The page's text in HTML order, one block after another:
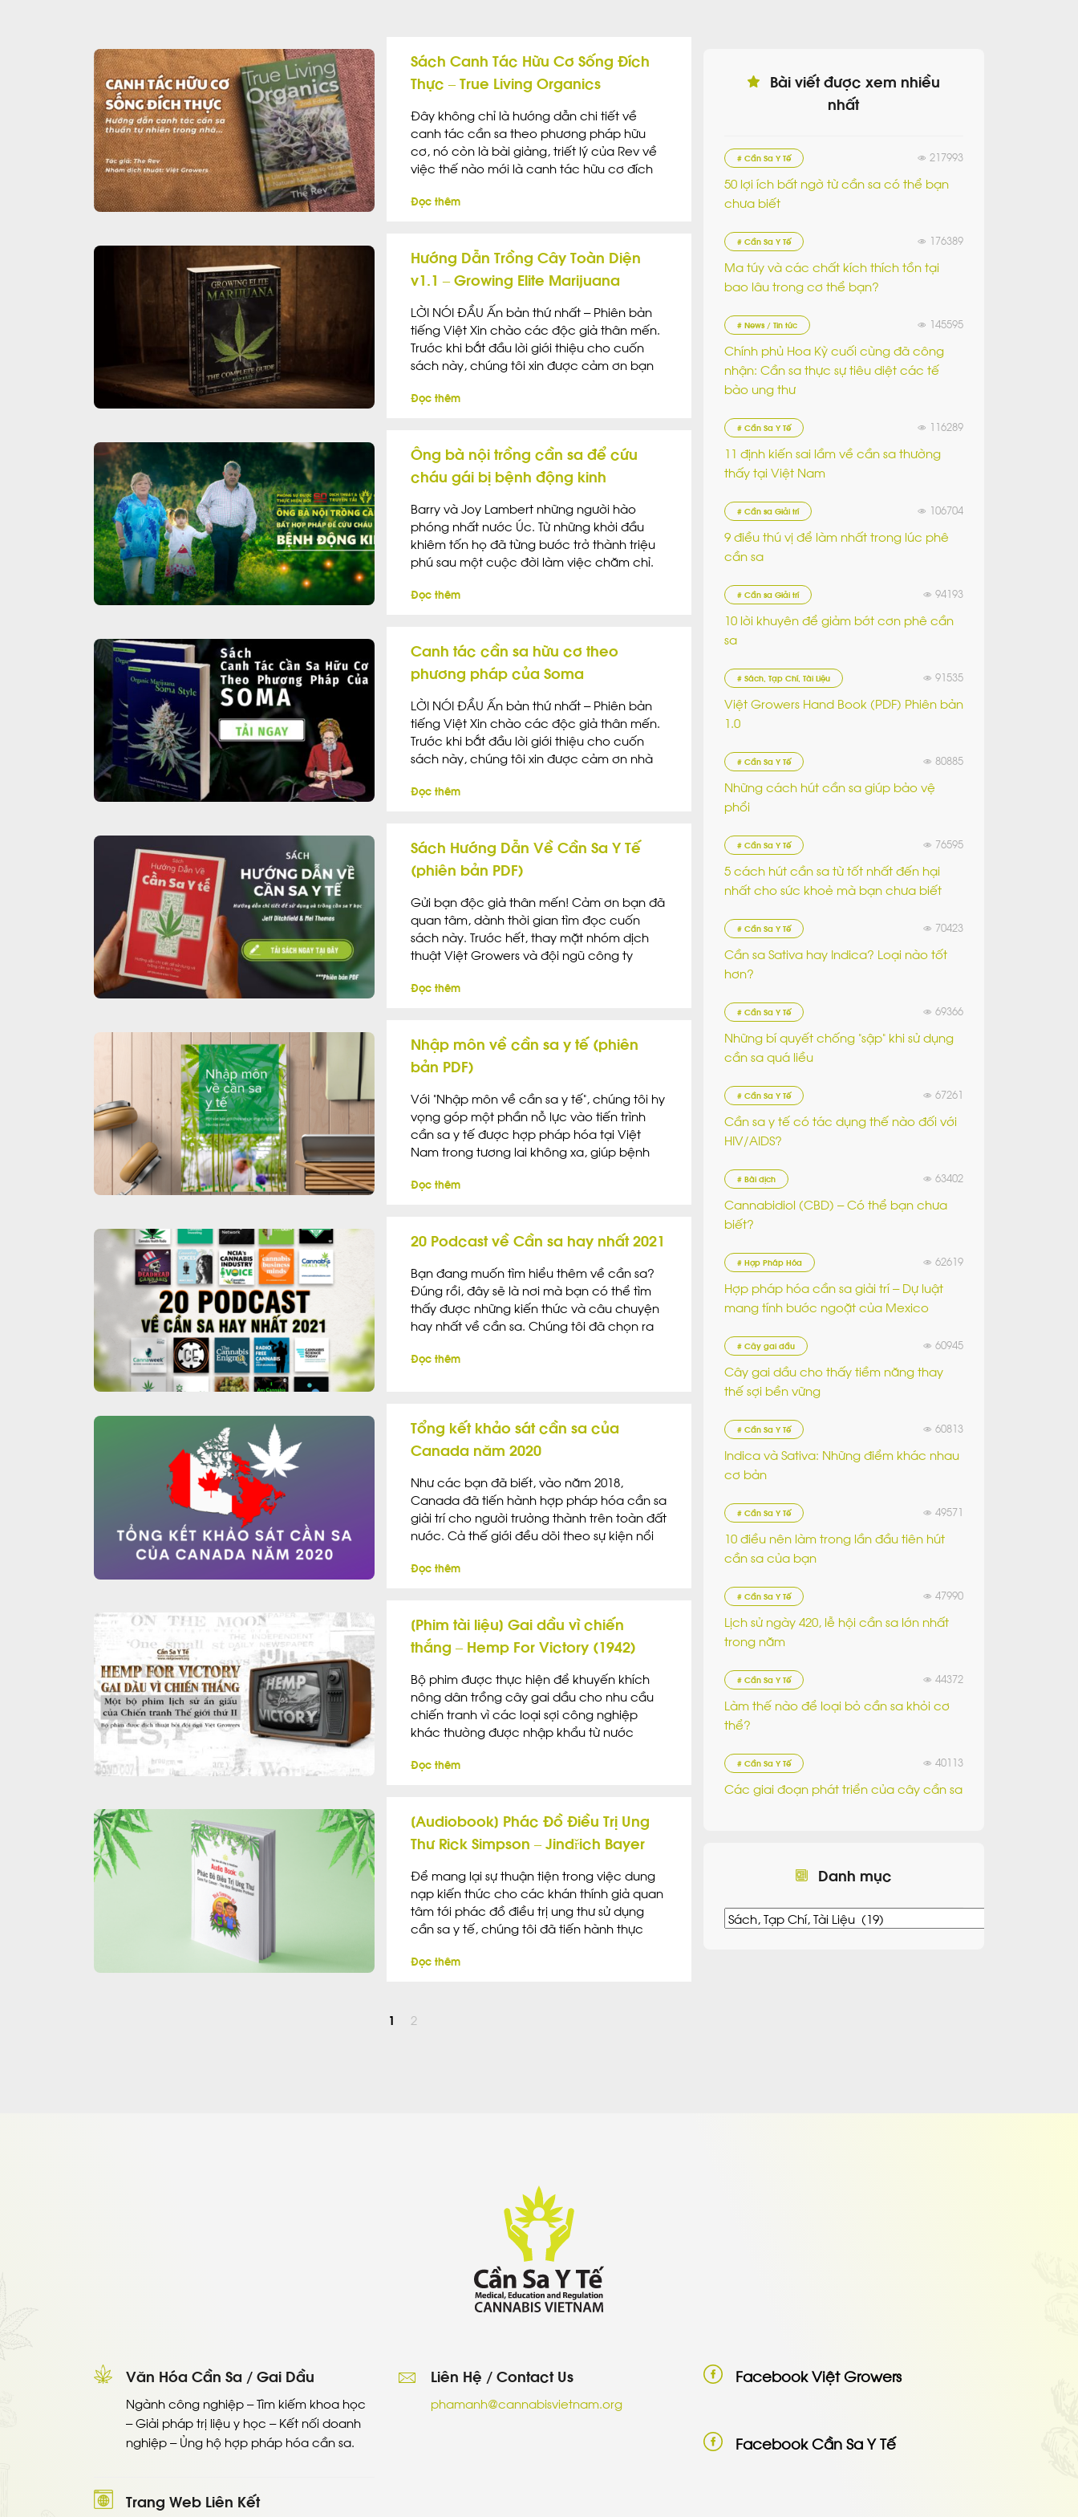
Sách Canh Tác Hữu Cơ Sống Đích
Thực – True Living Organics
Đây không chỉ là hướng dẫn chi tiết về
canh tác cần sa theo phương pháp hữu
cơ, nó còn là bài giảng, triết lý của Rev về
việc thế nào mới là canh tác hữu cơ đích
đích thực – TLO” là một phương pháp canh
Đọc thêm
Hướng Dẫn Trồng Cây Toàn Diện
v1.1 – Growing Elite Marijuana
LỜI NÓI ĐẦU Ấn bản thứ nhất – Phiên bản
tiếng Việt Xin chào các độc giả thân mến.
Trước khi bắt đầu lời giới thiệu cho cuốn
sách này, chúng tôi xin được cảm ơn bạn
người dịch chính của cuốn sách này. Bạn
Đọc thêm
Ông bà nội trồng cần sa để cứu
cháu gái bị bệnh động kinh
Barry và Joy Lambert những người hào
phóng nhất nước Úc. Từ những khởi đầu
khiêm tốn họ đã từng bước trở thành triệu
phú sau một cuộc đời làm việc chăm chỉ.
điểm khó khăn trong đời, gần đây nhất là
động kinh nguy hiểm đến tính mạng có tên
là Hội chứng Dravet và phương pháp điều
trị duy nhất dường như giúp kiểm soát
những cơn động kinh là cần sa y tế.
Đọc thêm
Canh tác cần sa hữu cơ theo
phương pháp của Soma
LỜI NÓI ĐẦU Ấn bản thứ nhất – Phiên bản
tiếng Việt Xin chào các độc giả thân mến.
Trước khi bắt đầu lời giới thiệu cho cuốn
sách này, chúng tôi xin được cảm ơn nhà
Seeds® – thuộc Công ty HEMP SAPA, có trụ
Đọc thêm
Sách Hướng Dẫn Về Cần Sa Y Tế
(phiên bản PDF)
Gửi bạn độc giả thân mến! Cảm ơn bạn đã
quan tâm, dành thời gian tìm đọc cuốn
sách này. Trước hết, thay mặt nhóm dịch
thuật Việt Growers và đội ngũ công ty
thiệu. Việt Growers xuất phát điểm là một
Đọc thêm
Nhập môn về cần sa y tế (phiên
bản PDF)
Với “Nhập môn về cần sa y tế”, chúng tôi hy
vọng góp một phần nỗ lực vào tiến trình
cần sa y tế được hợp pháp hóa tại Việt
Nam trong tương lai không xa, giúp bệnh
thuận tự nhiên hơn.
Đọc thêm
20 Podcast về Cần sa hay nhất 2021
Bạn đang muốn tìm hiểu thêm về cần sa?
Đúng rồi, đây sẽ là nơi mà bạn có thể tìm
thấy được những kiến thức và câu chuyện
hay nhất về cần sa. Chúng tôi đã chọn ra
chúng đều đáng xứng đáng để nghe. Xin
Đọc thêm
Tổng kết khảo sát cần sa của
Canada năm 2020
Như các bạn đã biết, vào năm 2018,
Canada đã tiến hành hợp pháp hóa cần sa
giải trí cho người trưởng thành trên toàn đất
nước. Cả thế giới đều dõi theo sự kiện nổi
như trước khi ban hành bộ luật mới, thủ
Đọc thêm
[Phim tài liệu] Gai dầu vì chiến
thắng – Hemp For Victory (1942)
Bộ phim được thực hiện để khuyến khích
nông dân trồng cây gai dầu cho nhu cầu
chiến tranh vì các loại sợi công nghiệp
khác thường được nhập khẩu từ nước
lịch sử của cây gai dầu và các sản phẩm từ
dây thừng, vải, và các sản phẩm khác.
Đọc thêm
[Audiobook] Phác Đồ Điều Trị Ung
Thư Rick Simpson – Jindřich Bayer
Để mang lại sự thuận tiện trong việc dung
nạp kiến thức cho các khán thính giả quan
tâm tới phác đồ điều trị ung thư sử dụng
cần sa y tế, chúng tôi đã tiến hành thực
cuốn sách Điều Trị Ung Thư – Phác Đồ Rick
Đọc thêm
1 2
Bài viết được xem nhiều
nhất
# Cần Sa Y Tế 217993
50 lợi ích bất ngờ từ cần sa có thể bạn
chưa biết
# Cần Sa Y Tế 176389
Ma túy và các chất kích thích tồn tại
bao lâu trong cơ thể bạn?
# News / Tin tức 145595
Chính phủ Hoa Kỳ cuối cùng đã công
nhận: Cần sa thực sự tiêu diệt các tế
bào ung thư
# Cần Sa Y Tế 116289
11 định kiến sai lầm về cần sa thường
thấy tại Việt Nam
# Cần sa Giải trí 106704
9 điều thú vị để làm nhất trong lúc phê
cần sa
# Cần sa Giải trí 94193
10 lời khuyên để giảm bớt cơn phê cần
sa
# Sách, Tạp Chí, Tài Liệu 91535
Việt Growers Hand Book (PDF) Phiên bản
1.0
# Cần Sa Y Tế 80885
Những cách hút cần sa giúp bảo vệ
phổi
# Cần Sa Y Tế 76595
5 cách hút cần sa từ tốt nhất đến hại
nhất cho sức khoẻ mà bạn chưa biết
# Cần Sa Y Tế 70423
Cần sa Sativa hay Indica? Loại nào tốt
hơn?
# Cần Sa Y Tế 69366
Những bí quyết chống “sập” khi sử dụng
cần sa quá liều
# Cần Sa Y Tế 67261
Cần sa y tế có tác dụng thế nào đối với
HIV/AIDS?
# Bài dịch 63402
Cannabidiol (CBD) – Có thể bạn chưa
biết?
# Hợp Pháp Hóa 62619
Hợp pháp hóa cần sa giải trí – Dự luật
mang tính bước ngoặt của Mexico
# Cây gai dầu 60945
Cây gai dầu cho thấy tiềm năng thay
thế sợi bền vững
# Cần Sa Y Tế 60813
Indica và Sativa: Những điểm khác nhau
cơ bản
# Cần Sa Y Tế 49571
10 điều nên làm trong lần đầu tiên hút
cần sa của bạn
# Cần Sa Y Tế 47990
Lịch sử ngày 420, lễ hội cần sa lớn nhất
trong năm
# Cần Sa Y Tế 44372
Làm thế nào để loại bỏ cần sa khỏi cơ
thể?
# Cần Sa Y Tế 40113
Các giai đoạn phát triển của cây cần sa
Danh mục
Danh
Văn Hóa Cần Sa / Gai Dầu
Ngành công nghiệp – Tìm kiếm khoa học
– Giải pháp trị liệu y học – Kết nối doanh
nghiệp – Ủng hộ hợp pháp hóa cần sa.
Liên Hệ / Contact Us
phamanh@cannabisvietnam.org
Facebook Việt Growers
Facebook Cần Sa Y Tế
Trang Web Liên Kết